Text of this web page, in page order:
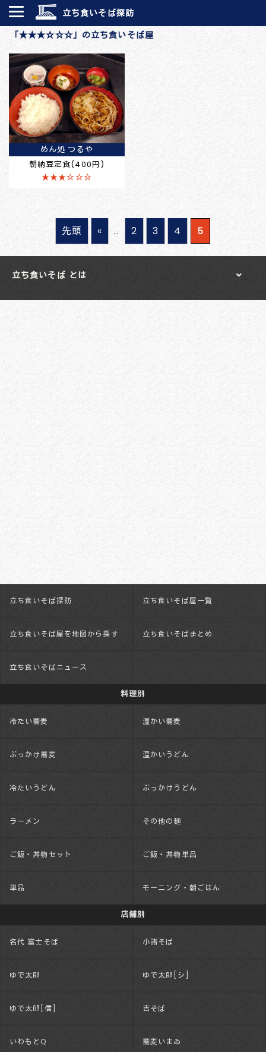
立ち食いそば探訪
「★★★☆☆☆」の立ち食いそば屋
めん処 つるや
朝納豆定食(400円)
★★★☆☆☆
先頭 « .. 2 3 4 5
立ち食いそば とは
立ち食いそば探訪 立ち食いそば屋一覧
立ち食いそば屋を地図から探す 立ち食いそばまとめ
立ち食いそばニュース
料理別
冷たい蕎麦 温かい蕎麦
ぶっかけ蕎麦 温かいうどん
冷たいうどん ぶっかけうどん
ラーメン その他の麺
ご飯・丼物セット ご飯・丼物単品
単品 モーニング・朝ごはん
店舗別
名代 富士そば 小諸そば
ゆで太郎 ゆで太郎[シ]
ゆで太郎[信] 吉そば
いわもとQ 蕎麦いまゐ